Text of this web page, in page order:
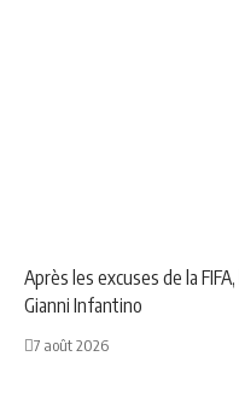
Après les excuses de la
Gianni Infantino
7 août 2026